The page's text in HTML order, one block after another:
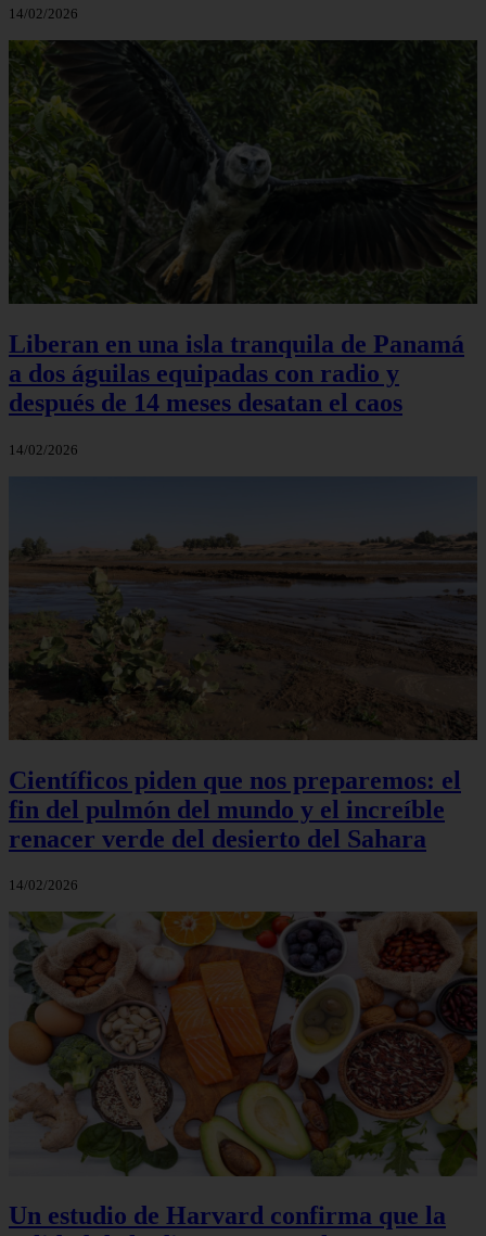
14/02/2026
Liberan en una isla tranquila de Panamá
a dos águilas equipadas con radio y
después de 14 meses desatan el caos
14/02/2026
Científicos piden que nos preparemos: el
fin del pulmón del mundo y el increíble
renacer verde del desierto del Sahara
14/02/2026
Un estudio de Harvard confirma que la